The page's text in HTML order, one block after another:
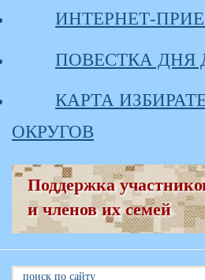
ИНТЕРНЕТ-
ПОВЕСТКА ДНЯ
КАРТА
ОКРУГОВ
Поддержка
и членов их семей